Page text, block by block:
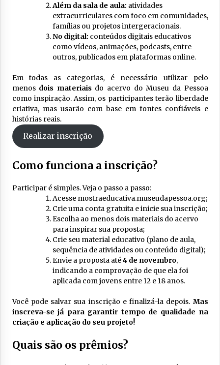
Além da sala de aula: atividades
extracurriculares com foco em comunidades,
famílias ou projetos intergeracionais.
No digital: conteúdos digitais educativos
como vídeos, animações, podcasts, entre
outros, publicados em plataformas online.
Em todas as categorias, é necessário utilizar pelo
menos dois materiais do acervo do Museu da Pessoa
como inspiração. Assim, os participantes terão liberdade
criativa, mas usarão com base em fontes confiáveis e
histórias reais.
Realizar inscrição
Como funciona a inscrição?
Participar é simples. Veja o passo a passo:
Acesse mostraeducativa.museudapessoa.org;
Crie uma conta gratuita e inicie sua inscrição;
Escolha ao menos dois materiais do acervo
para inspirar sua proposta;
Crie seu material educativo (plano de aula,
sequência de atividades ou conteúdo digital);
Envie a proposta até4 de novembro,
indicando a comprovação de que ela foi
aplicada com jovens entre 12 e 18 anos.
Você pode salvar sua inscrição e finalizá-la depois. Mas
inscreva-se já para garantir tempo de qualidade na
criação e aplicação do seu projeto!
Quais são os prêmios?